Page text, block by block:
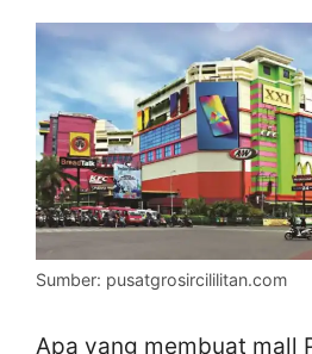
Sumber: pusatgrosircililitan.com
Apa yang membuat mall